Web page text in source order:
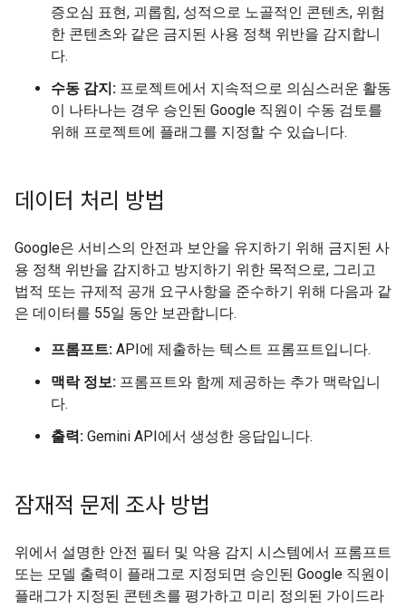
증오심 표현, 괴롭힘, 성적으로 노골적인 콘텐츠, 위험
한 콘텐츠와 같은 금지된 사용 정책 위반을 감지합니
다.
수동 감지: 프로젝트에서 지속적으로 의심스러운 활동
이 나타나는 경우 승인된 Google 직원이 수동 검토를
위해 프로젝트에 플래그를 지정할 수 있습니다.
데이터 처리 방법
Google은 서비스의 안전과 보안을 유지하기 위해 금지된 사
용 정책 위반을 감지하고 방지하기 위한 목적으로, 그리고
법적 또는 규제적 공개 요구사항을 준수하기 위해 다음과 같
은 데이터를 55일 동안 보관합니다.
프롬프트: API에 제출하는 텍스트 프롬프트입니다.
맥락 정보: 프롬프트와 함께 제공하는 추가 맥락입니
다.
출력: Gemini API에서 생성한 응답입니다.
잠재적 문제 조사 방법
위에서 설명한 안전 필터 및 악용 감지 시스템에서 프롬프트
또는 모델 출력이 플래그로 지정되면 승인된 Google 직원이
플래그가 지정된 콘텐츠를 평가하고 미리 정의된 가이드라